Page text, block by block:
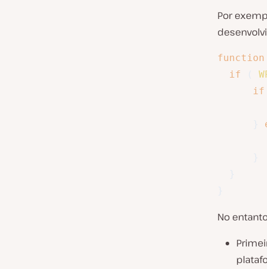
Por
function
if
if
No